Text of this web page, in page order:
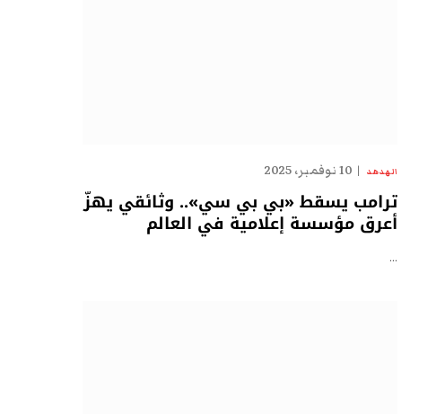
الهدهد 10 نوفمبر، 2025
ترامب يسقط «بي بي سي».. وثائقي يهزّ
أعرق مؤسسة إعلامية في العالم
…